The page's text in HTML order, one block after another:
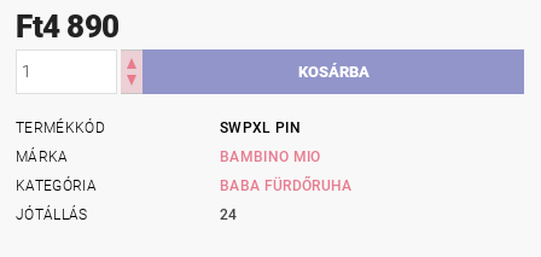
Ft4 890
TERMÉKKÓD
SWPXL PIN
MÁRKA
BAMBINO MIO
KATEGÓRIA
BABA FÜRDŐRUHA
JÓTÁLLÁS
24